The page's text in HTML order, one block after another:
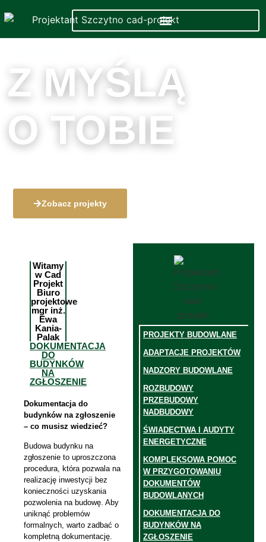
Z MYŚLĄ
O TOBIE
Zobacz projekty
Witamy
w Cad
Projekt
Biuro
projektowe
mgr inż.
Ewa
Kania-
Palak
DOKUMENTACJA
DO
BUDYNKÓW
NA
ZGŁOSZENIE
Dokumentacja do
budynków na zgłoszenie
– co musisz wiedzieć?
Budowa budynku na
zgłoszenie to uproszczona
procedura, która pozwala na
realizację inwestycji bez
konieczności uzyskania
pozwolenia na budowę. Aby
uniknąć problemów
formalnych, warto zadbać o
kompletną dokumentację.
PROJEKTY BUDOWLANE
ADAPTACJE PROJEKTÓW
NADZORY BUDOWLANE
ROZBUDOWY
PRZEBUDOWY
NADBUDOWY
ŚWIADECTWA I AUDYTY
ENERGETYCZNE
KOMPLEKSOWA POMOC
W PRZYGOTOWANIU
DOKUMENTÓW
BUDOWLANYCH
DOKUMENTACJA DO
BUDYNKÓW NA
ZGŁOSZENIE